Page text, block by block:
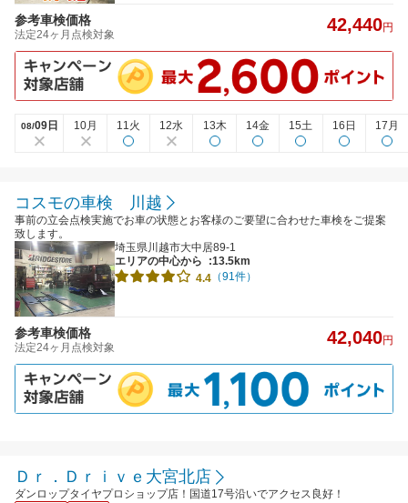
参考車検価格
法定24ヶ月点検対象 42,440円
08/09日 10月 11火 12水 13木 14金 15土 16日 17月
コスモの車検 川越
事前の立会点検実施でお車の状態とお客様のご要望に合わせた車検をご提案
致します。
埼玉県川越市大中居89-1
エリアの中心から
:13.5km
4.4 （91件）
参考車検価格
法定24ヶ月点検対象 42,040円
Ｄｒ．Ｄｒｉｖｅ大宮北店
ダンロップタイヤプロショップ店！国道17号沿いでアクセス良好！